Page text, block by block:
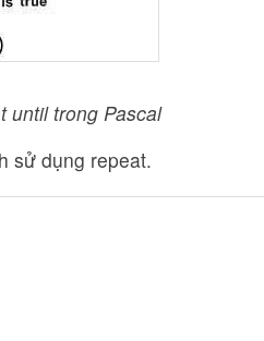
until trong Pascal
sử dụng repeat.